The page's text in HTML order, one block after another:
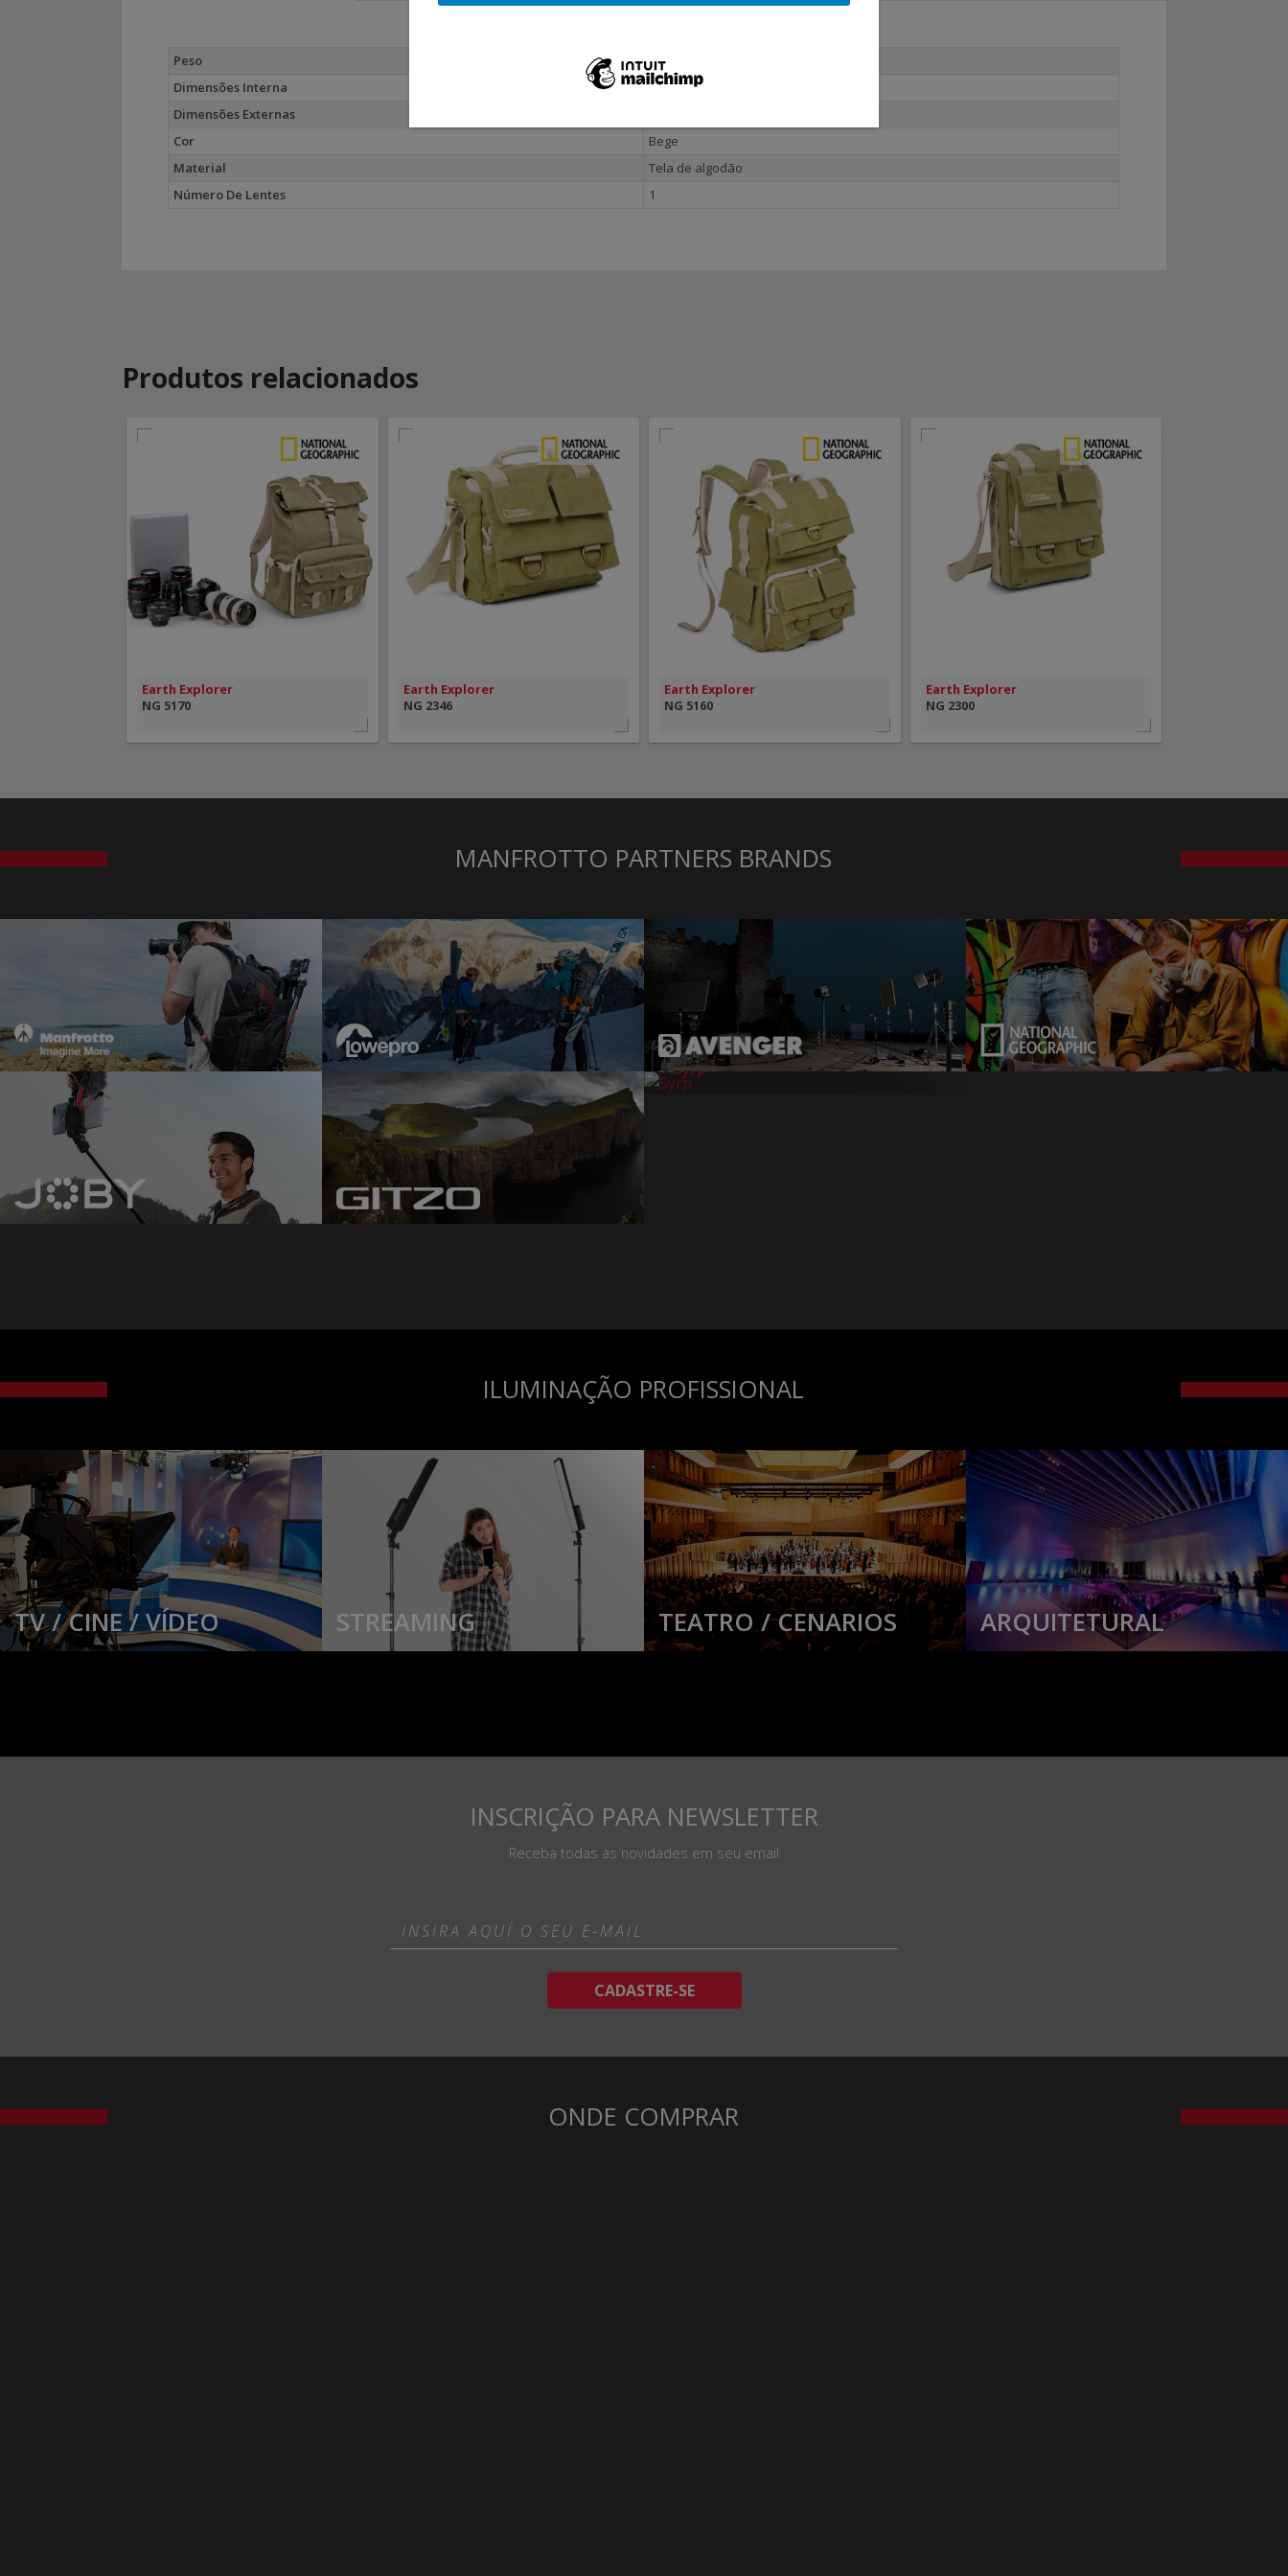
Peso
620 g
Dimensões Interna
36 x 4 x 38 cm
Dimensões Externas
Cor
Bege
Material
Tela de algodão
Número De Lentes
1
Produtos relacionados
Earth Explorer
NG 5170
MAIS INFORMAÇÃO
VISÃO RÁPIDA
Earth Explorer
NG 2346
MAIS INFORMAÇÃO
VISÃO RÁPIDA
Earth Explorer
NG 5160
MAIS INFORMAÇÃO
VISÃO RÁPIDA
Earth Explorer
NG 2300
MAIS INFORMAÇÃO
MANFROTTO PARTNERS BRANDS
ILUMINAÇÃO PROFISSIONAL
TV / CINE / VÍDEO STREAMING TEATRO / CENARIOS ARQUITETURAL
INSCRIÇÃO PARA NEWSLETTER
Receba todas as novidades em seu email
CADASTRE-SE
ONDE COMPRAR